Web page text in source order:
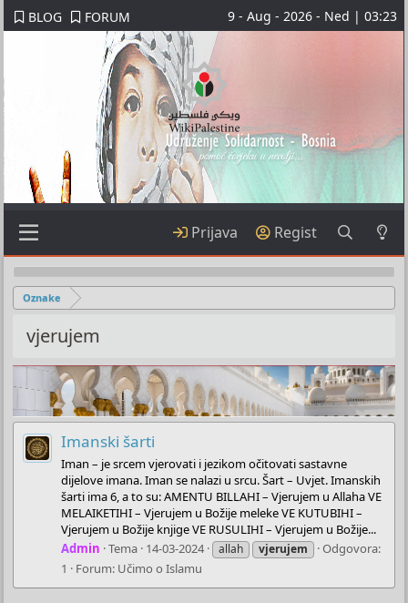
BLOG FORUM 9 - Aug - 2026 - Ned | 03:23
Prijava Regist
Oznake
vjerujem
Imanski šarti
Iman – je srcem vjerovati i jezikom očitovati sastavne
dijelove imana. Iman se nalazi u srcu. Šart – Uvjet. Imanskih
šarti ima 6, a to su: AMENTU BILLAHI – Vjerujem u Allaha VE
MELAIKETIHI – Vjerujem u Božije meleke VE KUTUBIHI –
Vjerujem u Božije knjige VE RUSULIHI – Vjerujem u Božije...
Admin Tema 14-03-2024 allah vjerujem
Odgovora:
1
Forum: Učimo o Islamu